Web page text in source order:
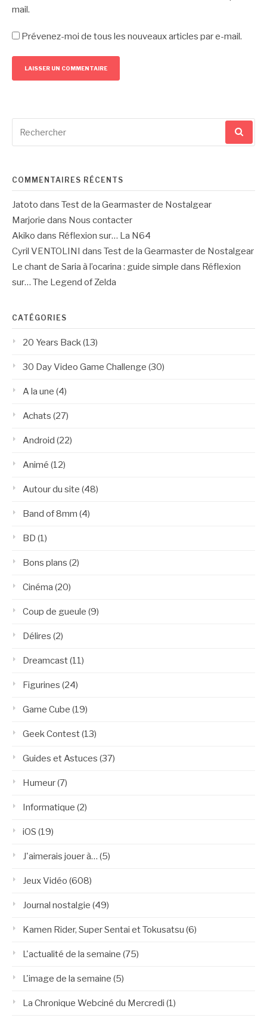
mail.
Prévenez-moi de tous les nouveaux articles par e-mail.
pour
COMMENTAIRES RÉCENTS
Jatoto dans Test de la Gearmaster de Nostalgear
Marjorie dans Nous contacter
Akiko dans Réflexion sur… La N64
Cyril VENTOLINI dans Test de la Gearmaster de Nostalgear
Le chant de Saria à l’ocarina : guide simple dans Réflexion
sur… The Legend of Zelda
CATÉGORIES
20 Years Back(13)
30 Day Video Game Challenge (30)
A la une (4)
Achats (27)
Android (22)
Animé (12)
Autour du site (48)
Band of 8mm (4)
BD (1)
Bons plans (2)
Cinéma (20)
Coup de gueule (9)
Délires (2)
Dreamcast(11)
Figurines (24)
Game Cube (19)
Geek Contest(13)
Guides et Astuces (37)
Humeur(7)
Informatique (2)
iOS (19)
J'aimerais jouer à… (5)
Jeux Vidéo (608)
Journal nostalgie (49)
Kamen Rider, Super Sentai et Tokusatsu (6)
L'actualité de la semaine (75)
L'image de la semaine (5)
La Chronique Webciné du Mercredi (1)